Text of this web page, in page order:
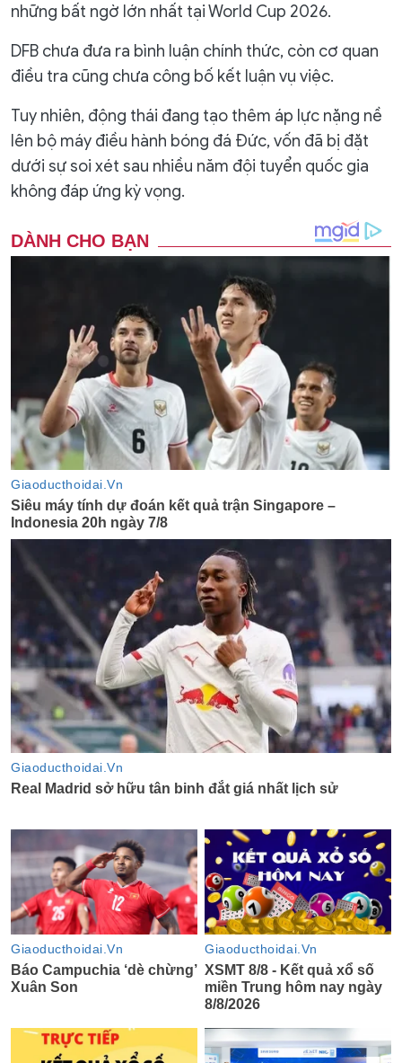
những bất ngờ lớn nhất tại World Cup 2026.
DFB chưa đưa ra bình luận chính thức, còn cơ quan
điều tra cũng chưa công bố kết luận vụ việc.
Tuy nhiên, động thái đang tạo thêm áp lực nặng nề
lên bộ máy điều hành bóng đá Đức, vốn đã bị đặt
dưới sự soi xét sau nhiều năm đội tuyển quốc gia
không đáp ứng kỳ vọng.